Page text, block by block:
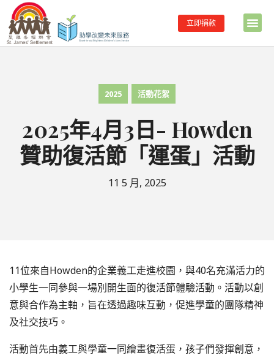
立即捐款
2025 活動花絮
2025年4月3日- Howden
贊助復活節「運蛋」活動
11 5 月, 2025
11位來自Howden的企業義工走進校園，與40名充滿活力的
小學生一同參與一場別開生面的復活節體驗活動。活動以創
意與合作為主軸，旨在透過趣味互動，促進學童的團隊精神
及社交技巧。
活動首先由義工與學童一同繪畫復活蛋，孩子們發揮創意，